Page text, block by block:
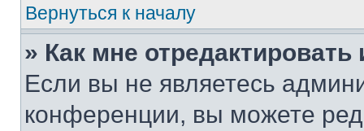
Вернуться к началу
» Как мне
Если вы не являетесь
конференции, вы можете